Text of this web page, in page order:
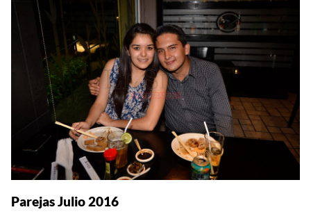
Parejas Julio 2016